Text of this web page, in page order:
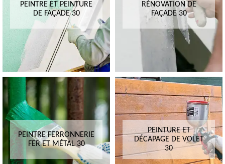
PEINTRE ET PEINTURE
DE FAÇADE 30
RÉNOVATION DE
FAÇADE 30
PEINTRE FERRONNERIE
FER ET MÉTAL 30
PEINTURE ET
DÉCAPAGE DE VOLET
30